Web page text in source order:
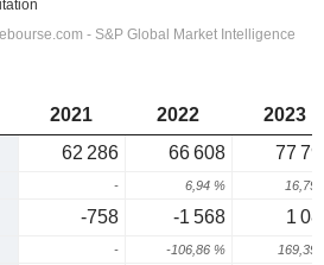
2021 2022
2023
62 286 66 608 77
- 6,94 % 16,79
-758 -1 568 1
- -106,86 % 169,39